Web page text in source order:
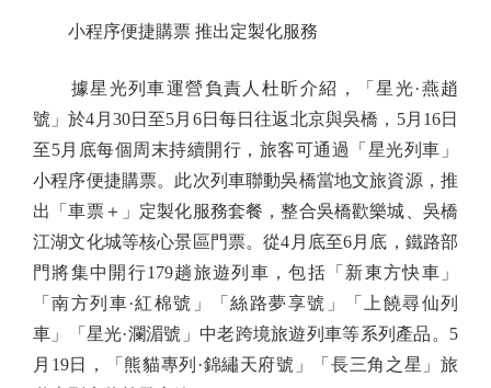
小程序便捷購票 推出定製化服務
據星光列車運營負責人杜昕介紹，「星光·燕趙
號」於4月30日至5月6日每日往返北京與吳橋，5月16日
至5月底每個周末持續開行，旅客可通過「星光列車」
小程序便捷購票。此次列車聯動吳橋當地文旅資源，推
出「車票＋」定製化服務套餐，整合吳橋歡樂城、吳橋
江湖文化城等核心景區門票。從4月底至6月底，鐵路部
門將集中開行179趟旅遊列車，包括「新東方快車」
「南方列車·紅棉號」「絲路夢享號」「上饒尋仙列
車」「星光·瀾湄號」中老跨境旅遊列車等系列產品。5
月19日，「熊貓專列·錦繡天府號」「長三角之星」旅